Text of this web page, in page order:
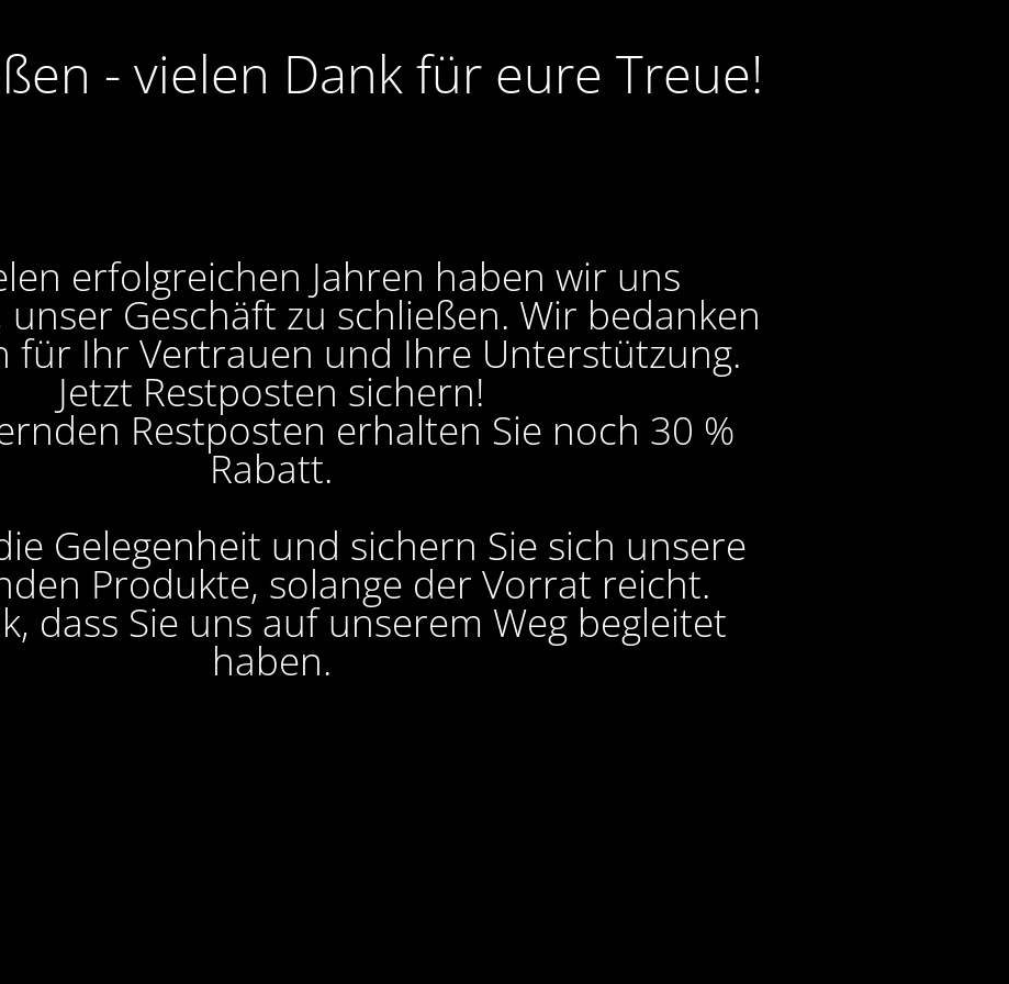
- vielen Dank für eure Treue!
erfolgreichen Jahren haben wir uns
Geschäft zu schließen. Wir bedanken
für Ihr Vertrauen und Ihre Unterstützung.
Jetzt Restposten sichern!
Restposten erhalten Sie noch 30 %
Rabatt.
Gelegenheit und sichern Sie sich unsere
Produkte, solange der Vorrat reicht.
dass Sie uns auf unserem Weg begleitet
haben.